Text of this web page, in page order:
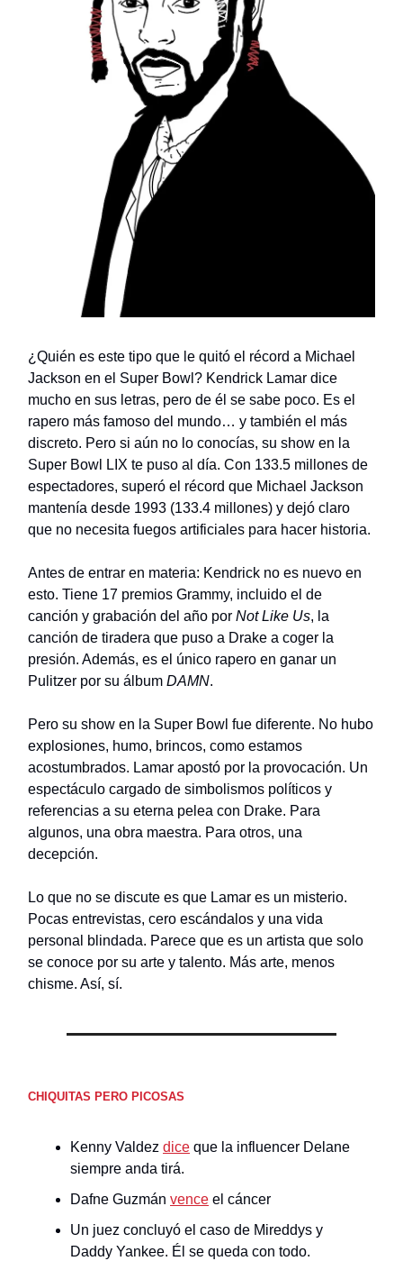
¿Quién es este tipo que le quitó el récord a Michael
Jackson en el Super Bowl? Kendrick Lamar dice
mucho en sus letras, pero de él se sabe poco. Es el
rapero más famoso del mundo… y también el más
discreto. Pero si aún no lo conocías, su show en la
Super Bowl LIX te puso al día. Con 133.5 millones de
espectadores, superó el récord que Michael Jackson
mantenía desde 1993 (133.4 millones) y dejó claro
que no necesita fuegos artificiales para hacer historia.
Antes de entrar en materia: Kendrick no es nuevo en
esto. Tiene 17 premios Grammy, incluido el de
canción y grabación del año por Not Like Us, la
canción de tiradera que puso a Drake a coger la
presión. Además, es el único rapero en ganar un
Pulitzer por su álbum DAMN.
Pero su show en la Super Bowl fue diferente. No hubo
explosiones, humo, brincos, como estamos
acostumbrados. Lamar apostó por la provocación. Un
espectáculo cargado de simbolismos políticos y
referencias a su eterna pelea con Drake. Para
algunos, una obra maestra. Para otros, una
decepción.
Lo que no se discute es que Lamar es un misterio.
Pocas entrevistas, cero escándalos y una vida
personal blindada. Parece que es un artista que solo
se conoce por su arte y talento. Más arte, menos
chisme. Así, sí.
CHIQUITAS PERO PICOSAS
Kenny Valdez dice que la influencer Delane
siempre anda tirá.
Dafne Guzmán vence el cáncer
Un juez concluyó el caso de Mireddys y
Daddy Yankee. Él se queda con todo.